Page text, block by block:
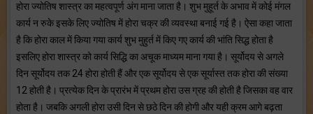
होरा ज्योतिष शास्त्र का महत्वपूर्ण अंग माना जाता है। शुभ मुहूर्त के अभाव में कोई मंगल
कार्य न रुके इसके लिए ज्योतिष में होरा चक्र की व्यवस्था बनाई गई है। ऐसा कहा जाता
है कि होरा काल में किया गया कार्य शुभ मुहुर्त में किए गए कार्य की भांति सिद्ध होता है
इसलिए होरा शास्त्र को कार्य सिद्धि का अचूक माध्यम माना गया है। सूर्योदय से अगले
दिन सूर्योदय तक 24 होरा होती हैं और एक सूर्योदय से एक सूर्यास्त तक होरा की संख्या
12 होती है। प्रत्येक दिन के प्रारंभ में प्रथम होरा उस ग्रह की होती है जिसका वह वार
होता है। जबकि अगली होरा उसी दिन से छठे दिन की होगी और यही क्रम आगे बढ़ता